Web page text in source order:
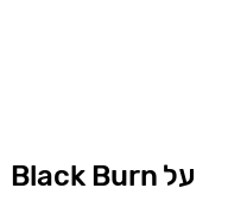
על Black Burn